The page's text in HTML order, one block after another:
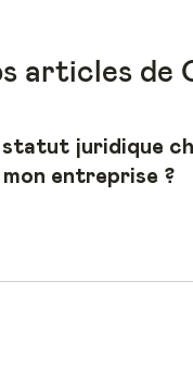
articles de
statut juridique
entreprise ?